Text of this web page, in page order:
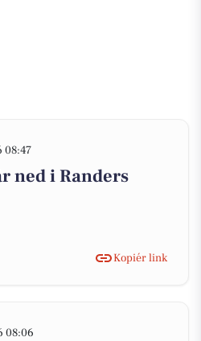
08:47
ned i Randers
Kopiér link
08:06